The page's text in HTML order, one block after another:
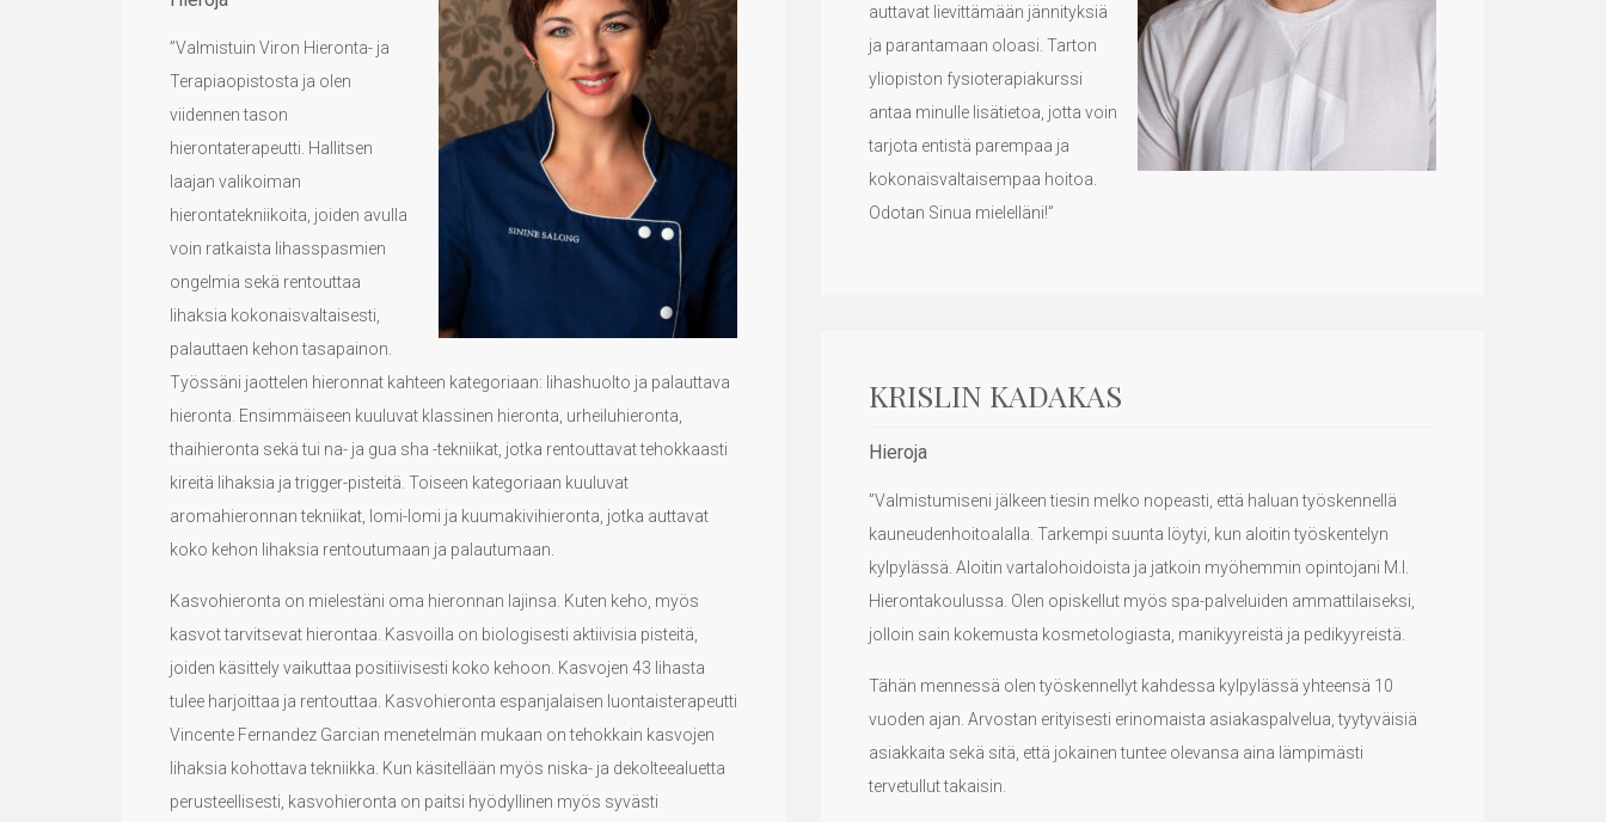
”Valmistuin Viron Hieronta- ja
Terapiaopistosta ja olen
viidennen tason
hierontaterapeutti. Hallitsen
laajan valikoiman
hierontatekniikoita, joiden avulla
voin ratkaista lihasspasmien
ongelmia sekä rentouttaa
lihaksia kokonaisvaltaisesti,
palauttaen kehon tasapainon.
Työssäni jaottelen hieronnat kahteen kategoriaan: lihashuolto ja palauttava
hieronta. Ensimmäiseen kuuluvat klassinen hieronta, urheiluhieronta,
thaihieronta sekä tui na- ja gua sha -tekniikat, jotka rentouttavat tehokkaasti
kireitä lihaksia ja trigger-pisteitä. Toiseen kategoriaan kuuluvat
aromahieronnan tekniikat, lomi-lomi ja kuumakivihieronta, jotka auttavat
koko kehon lihaksia rentoutumaan ja palautumaan.
Kasvohieronta on mielestäni oma hieronnan lajinsa. Kuten keho, myös
kasvot tarvitsevat hierontaa. Kasvoilla on biologisesti aktiivisia pisteitä,
joiden käsittely vaikuttaa positiivisesti koko kehoon. Kasvojen 43 lihasta
tulee harjoittaa ja rentouttaa. Kasvohieronta espanjalaisen luontaisterapeutti
Vincente Fernandez Garcian menetelmän mukaan on tehokkain kasvojen
lihaksia kohottava tekniikka. Kun käsitellään myös niska- ja dekolteealuetta
perusteellisesti, kasvohieronta on paitsi hyödyllinen myös syvästi
auttavat lievittämään jännityksiä
ja parantamaan oloasi. Tarton
yliopiston fysioterapiakurssi
antaa minulle lisätietoa, jotta voin
tarjota entistä parempaa ja
kokonaisvaltaisempaa hoitoa.
Odotan Sinua mielelläni!”
KRISLIN KADAKAS
Hieroja
”Valmistumiseni jälkeen tiesin melko nopeasti, että haluan työskennellä
kauneudenhoitoalalla. Tarkempi suunta löytyi, kun aloitin työskentelyn
kylpylässä. Aloitin vartalohoidoista ja jatkoin myöhemmin opintojani M.I.
Hierontakoulussa. Olen opiskellut myös spa-palveluiden ammattilaiseksi,
jolloin sain kokemusta kosmetologiasta, manikyyreistä ja pedikyyreistä.
Tähän mennessä olen työskennellyt kahdessa kylpylässä yhteensä 10
vuoden ajan. Arvostan erityisesti erinomaista asiakaspalvelua, tyytyväisiä
asiakkaita sekä sitä, että jokainen tuntee olevansa aina lämpimästi
tervetullut takaisin.